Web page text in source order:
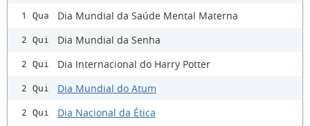
1 Qua Dia Mundial da Saúde Mental Materna
2 Qui Dia Mundial da Senha
2 Qui Dia Internacional do Harry Potter
2 Qui Dia Mundial do Atum
2 Qui Dia Nacional da Ética